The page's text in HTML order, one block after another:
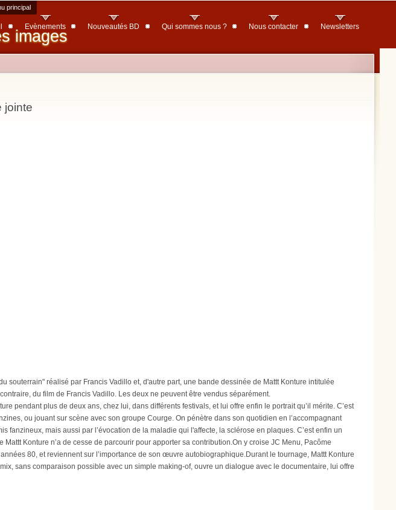
principal
images
Evènements Nouveautés BD Qui sommes nous ? Nous contacter Newsletters
jointe
souterrain" réalisé par Francis Vadillo et, d'autre part, une bande dessinée de Mattt Konture intitulée
du film de Francis Vadillo. Les deux ne peuvent être vendus séparément.
pendant plus de deux ans, chez lui, dans différents festivals, et lui offre enfin le portrait qu’il mérite. C’est
ou jouant sur scène avec son groupe Courge. On pénètre dans son quotidien en l’accompagnant
mais aussi par l’évocation de la maladie qui l'affecte, la sclérose en plaques. C’est enfin un
Konture n’a de cesse de parcourir pour apporter sa contribution.On y croise JC Menu, Pacôme
80, et reviennent sur l’importance de son œuvre autobiographique.Durant le tournage, Mattt Konture
sans comparaison possible avec un simple making-of, ouvre un dialogue avec le documentaire, lui offre